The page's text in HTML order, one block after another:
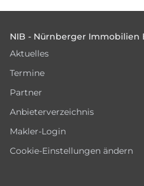
NIB - Nürnberger Immobilien
Aktuelles
Termine
Partner
Anbieterverzeichnis
Makler-Login
Cookie-Einstellungen ändern